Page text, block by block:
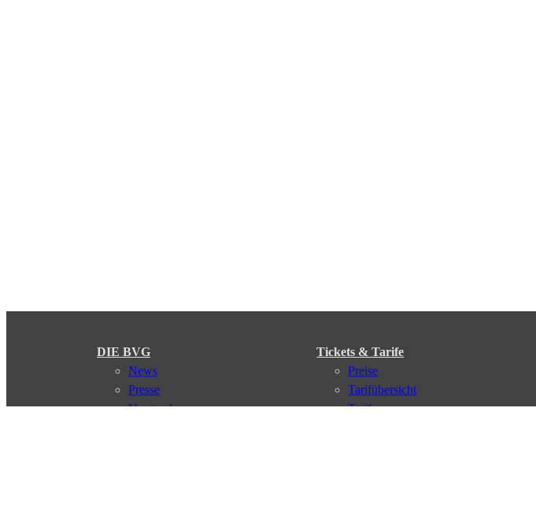
DIE BVG
News
Presse
Vorstand
Tickets & Tarife
Preise
Tarifübersicht
Tarifzonen